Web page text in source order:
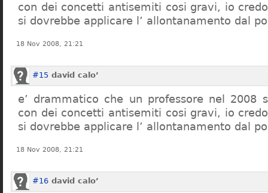
con dei concetti antisemiti cosi gravi, io
si dovrebbe applicare l’ allontanamento dal
18 Nov 2008, 21:21
#15 david calo’
e’ drammatico che un professore nel 2008
con dei concetti antisemiti cosi gravi, io
si dovrebbe applicare l’ allontanamento dal
18 Nov 2008, 21:21
#16 david calo’